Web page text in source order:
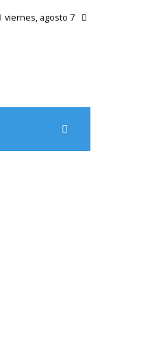
viernes, agosto 7